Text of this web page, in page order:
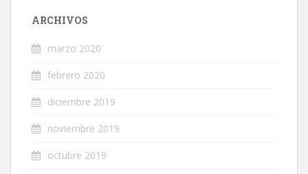
ARCHIVOS
marzo 2020
febrero 2020
diciembre 2019
noviembre 2019
octubre 2019